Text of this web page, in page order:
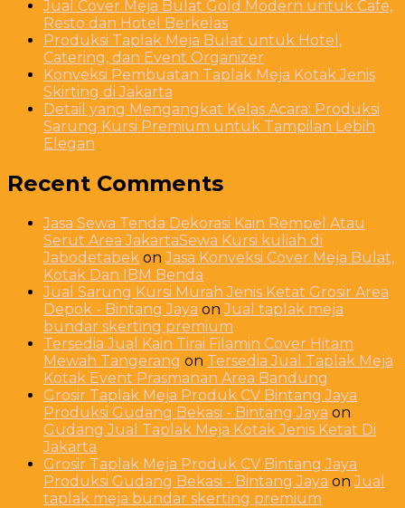
Jual Cover Meja Bulat Gold Modern untuk Cafe,
Resto dan Hotel Berkelas
Produksi Taplak Meja Bulat untuk Hotel,
Catering, dan Event Organizer
Konveksi Pembuatan Taplak Meja Kotak Jenis
Skirting di Jakarta
Detail yang Mengangkat Kelas Acara: Produksi
Sarung Kursi Premium untuk Tampilan Lebih
Elegan
Recent Comments
Jasa Sewa Tenda Dekorasi Kain Rempel Atau
Serut Area JakartaSewa Kursi kuliah di
Jabodetabek onJasa Konveksi Cover Meja Bulat,
Kotak Dan IBM Benda
Jual Sarung Kursi Murah Jenis Ketat Grosir Area
Depok - Bintang Jaya onJual taplak meja
bundar skerting premium
Tersedia Jual Kain Tirai Filamin Cover Hitam
Mewah Tangerang on Tersedia Jual Taplak Meja
Kotak Event Prasmanan Area Bandung
Grosir Taplak Meja Produk CV Bintang Jaya
Produksi Gudang Bekasi - Bintang Jaya on
Gudang Jual Taplak Meja Kotak Jenis Ketat Di
Jakarta
Grosir Taplak Meja Produk CV Bintang Jaya
Produksi Gudang Bekasi - Bintang Jaya onJual
taplak meja bundar skerting premium